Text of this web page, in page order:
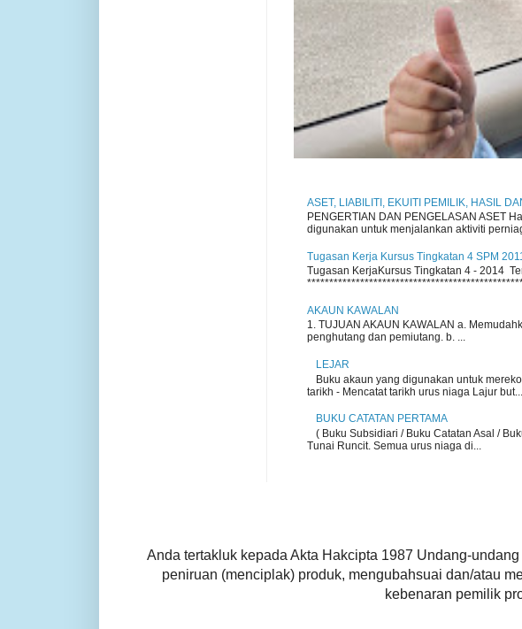
ASET, LIABILITI, EKUITI PEMILIK, HASIL
PENGERTIAN DAN PENGELASAN ASET
digunakan untuk menjalankan aktiviti
Tugasan Kerja Kursus Tingkatan 4 SPM
Tugasan KerjaKursus Tingkatan 4 - 2014
AKAUN KAWALAN
1. TUJUAN AKAUN KAWALAN a.
penghutang dan pemiutang. b. ...
LEJAR
Buku akaun yang digunakan untuk
tarikh - Mencatat tarikh urus niaga Lajur but...
BUKU CATATAN PERTAMA
( Buku Subsidiari / Buku Catatan Asal /
Tunai Runcit. Semua urus niaga di...
Anda tertakluk kepada Akta Hakcipta 1987 Undang-
peniruan (menciplak) produk, mengubahsuai dan/atau
kebenaran pemilik